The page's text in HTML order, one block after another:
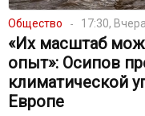
Общество 17:30, Вчера
«Их масштаб
опыт»: Осипов
климатической
Европе